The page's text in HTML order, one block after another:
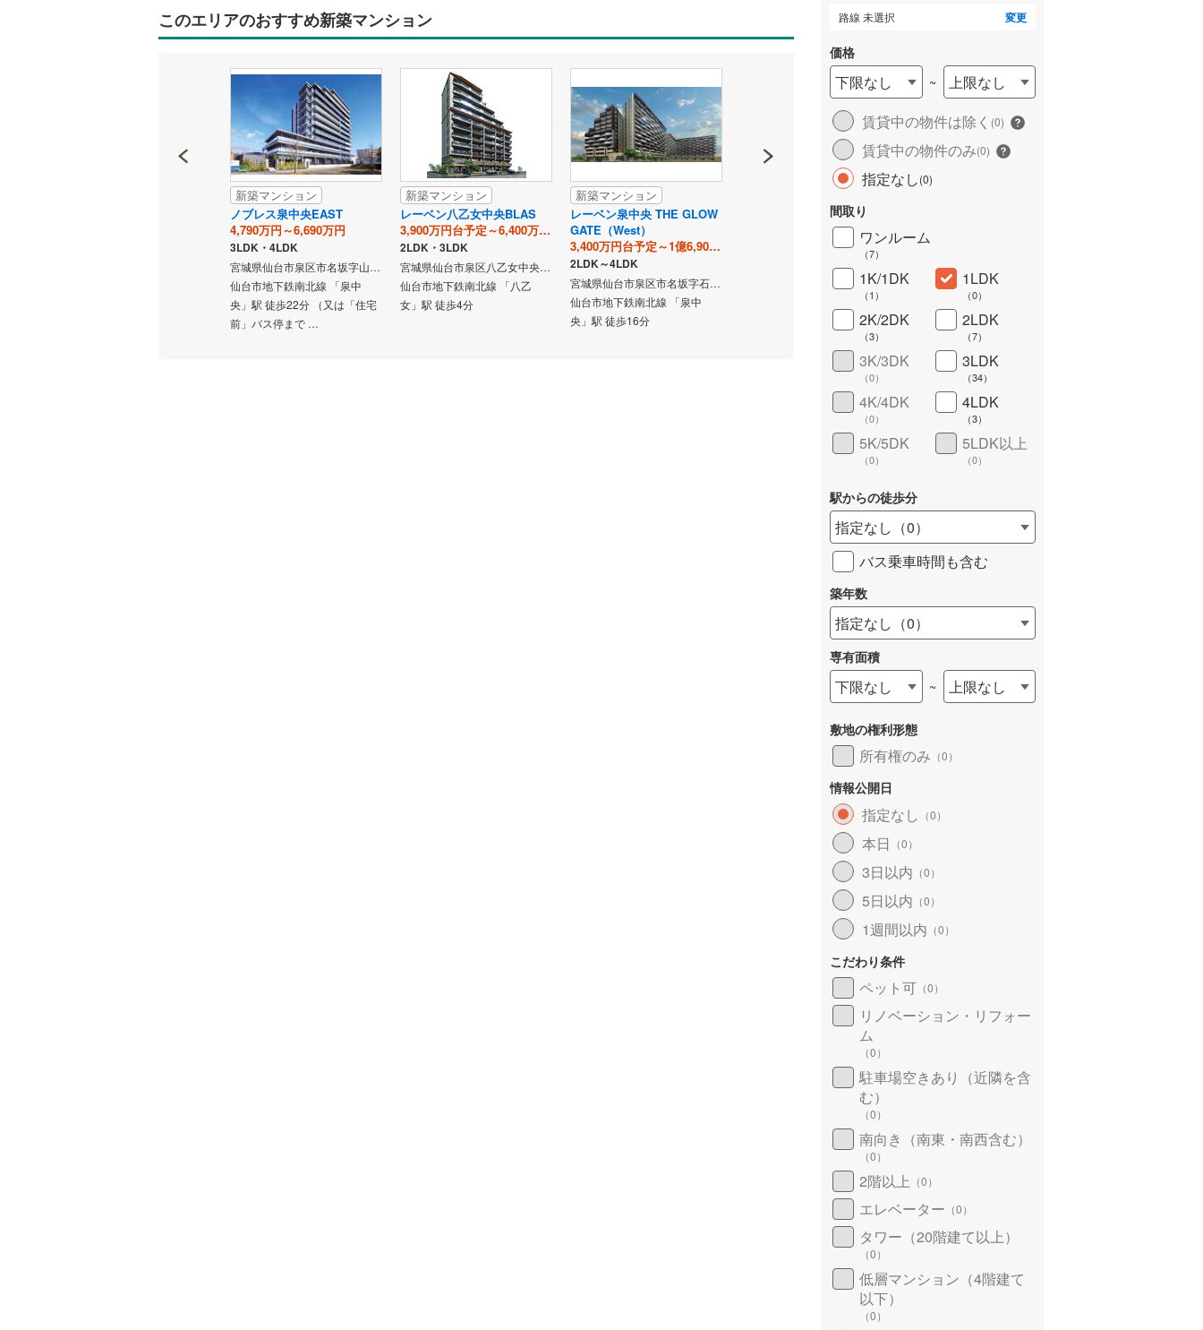
関
す
このエリアのおすすめ新築マンション
新築マンション
ノブレス泉中央EAST
4,790万円～6,690万円
3LDK・4LDK
宮城県仙台市泉区市名坂字山岸50-2（地番）
仙台市地下鉄南北線 「泉中
央」駅 徒歩22分 （又は「住宅
前」バス停まで …
新築マンション
レーベン八乙女中央BLAS
3,900万円台予定～6,400万円台予定
2LDK・3LDK
宮城県仙台市泉区八乙女中央三丁目204-8（地番）
仙台市地下鉄南北線 「八乙
女」駅 徒歩4分
新築マンション
レーベン泉中央 THE GLOW
GATE（West）
3,400万円台予定～1億6,900万円台予定
2LDK～4LDK
宮城県仙台市泉区市名坂字石止44-2（地番）
仙台市地下鉄南北線 「泉中
央」駅 徒歩16分
プラウド泉中央フロント
4,598万円～6,548万円
仙台市地下鉄南北線 「泉中
4,790万円～6,690万円
3LDK・4LDK
仙台市地下鉄南北線 「泉中
央」駅 徒歩22分 （又は「住宅
前」バス停まで …
路線 未選択 変更
価格
下限なし ~
上限なし
賃貸中の物件は除く (0)
賃貸中の物件のみ(0)
指定なし(0)
間取り
ワンルーム
（7）
1K/1DK
（1 ）
1LDK
（0）
2K/2DK
（3）
2LDK
（7）
3K/3DK
（0）
3LDK
（34）
4K/4DK
（0）
4LDK
（3）
5K/5DK
（0）
5LDK以上
（0）
駅からの徒歩分
指定なし （0）
バス乗車時間も含む
築年数
指定なし （0）
専有面積
下限なし ~ 上限なし
敷地の権利形態
所有権のみ （0）
情報公開日
指定なし （0）
本日 （0）
3日以内 （0）
5日以内 （0）
1週間以内 （0）
こだわり条件
ペット可 （0）
リノベーション・リフォー
ム
（0）
駐車場空きあり（近隣を含
む）
（0）
南向き（南東・南西含む）
（0）
2階以上 （0）
エレベーター （0）
タワー（20階建て以上）
（0）
低層マンション（4階建て
以下）
（0）
（0）
独立型キッチン （0） 対面キッチン（0）
浴室
浴室乾燥機あり（0）
バルコニー、庭
ルーフバルコニー（0 専用庭（0） ワイドバルコニー
収納
詳しく見る